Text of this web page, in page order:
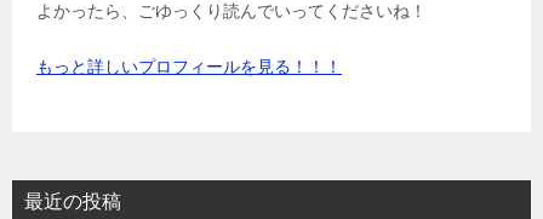
よかったら、ごゆっくり読んでいってくださいね！
もっと詳しいプロフィールを見る！！！
最近の投稿